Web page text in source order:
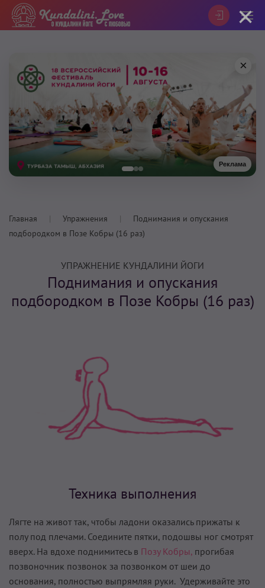
Реклама
×
Главная Упражнения
Поднимания и опускания
подбородком в Позе Кобры (16 раз)
УПРАЖНЕНИЕ КУНДАЛИНИ ЙОГИ
Поднимания и опускания
подбородком в Позе Кобры (16 раз)
Техника выполнения
Лягте на живот так, чтобы ладони оказались прижаты к
полу под плечами. Соедините пятки, подошвы ног смотрят
вверх. На вдохе поднимитесь в Позу Кобры, прогибая
позвоночник позвонок за позвонком от шеи до
основания, полностью выпрямляя руки. Удерживайте это
×